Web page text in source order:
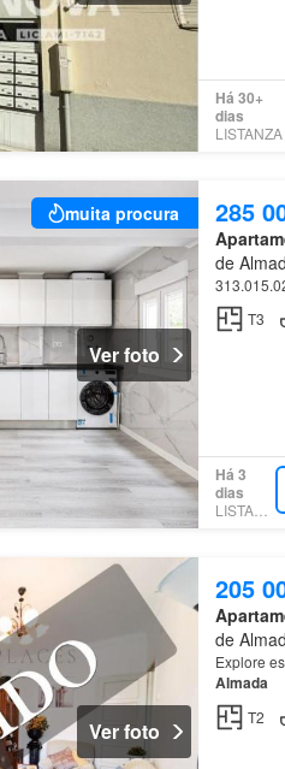
Há 30+
dias
LISTANZA
muita procura
Ver foto
285
de
T3
Há 3
dias
LISTANZA
Ver foto
205
de
Explore
Almada
T2